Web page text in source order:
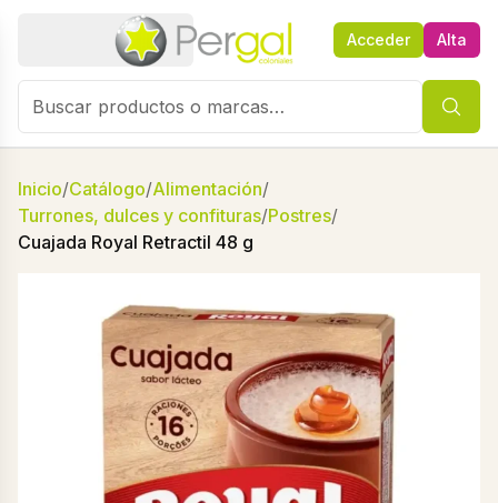
Acceder Alta
Inicio/Catálogo/Alimentación/
Turrones, dulces y confituras/Postres/
Cuajada Royal Retractil 48 g